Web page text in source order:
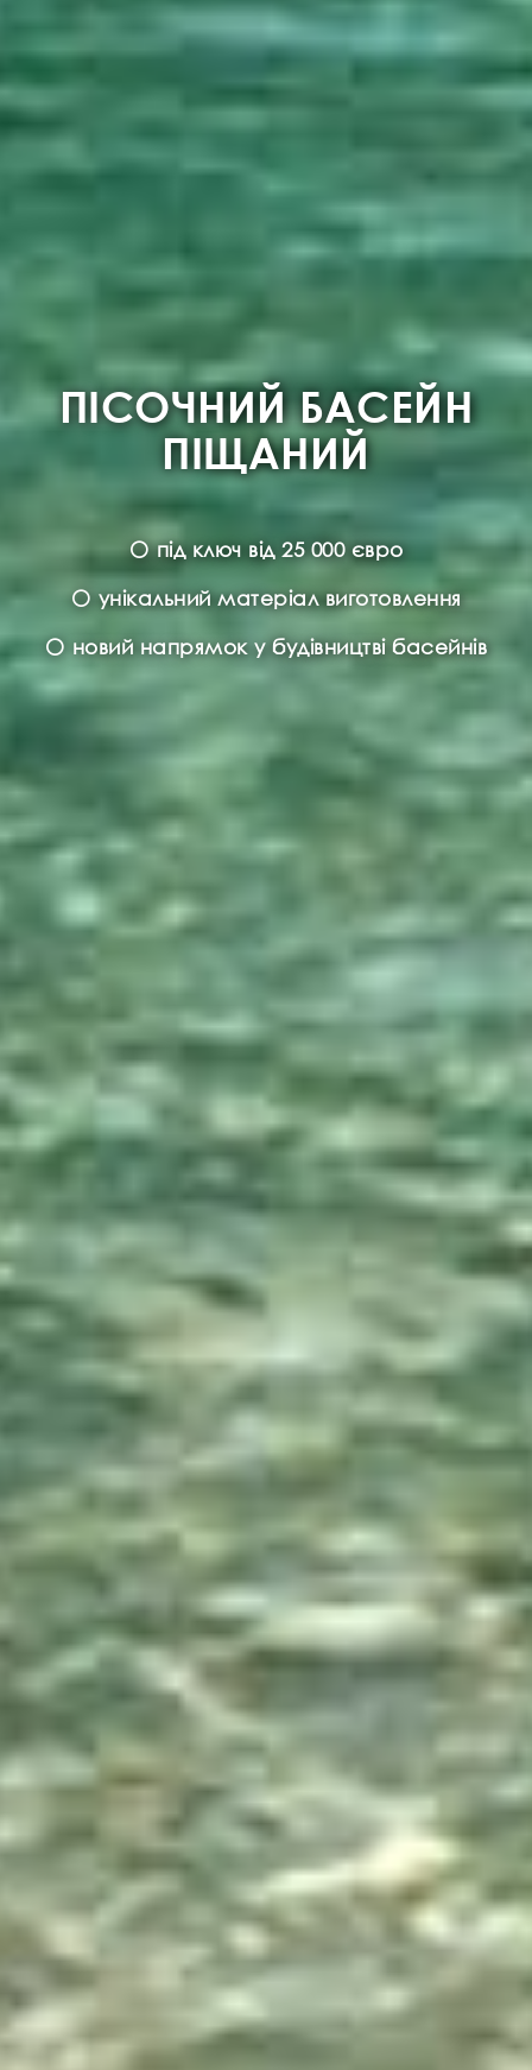
ПІСОЧНИЙ БАСЕЙН
ПІЩАНИЙ
⚪ під ключ від 25 000 євро
⚪ унікальний матеріал виготовлення
⚪ новий напрямок у будівництві басейнів